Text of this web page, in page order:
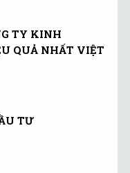
TY KINH
QUẢ NHẤT VIỆT
TƯ